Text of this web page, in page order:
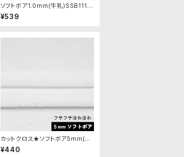
ソフトボア1.0mm(牛乳)SSB111
ぬいぐるみ用短毛ボア生地 20cm
¥539
カットクロス★ソフトボア5mm(ホ
ワイト)LB015 ボア生地 50cm ×
45cm
¥440